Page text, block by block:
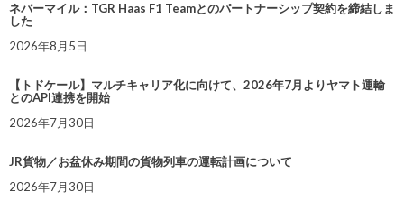
ネバーマイル：TGR Haas F1 Teamとのパートナーシップ契約を締結しま
した
2026年8月5日
【トドケール】マルチキャリア化に向けて、2026年7月よりヤマト運輸
とのAPI連携を開始
2026年7月30日
JR貨物／お盆休み期間の貨物列車の運転計画について
2026年7月30日